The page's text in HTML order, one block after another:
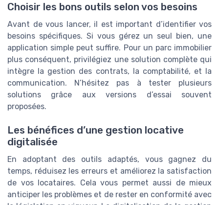
Choisir les bons outils selon vos besoins
Avant de vous lancer, il est important d’identifier vos
besoins spécifiques. Si vous gérez un seul bien, une
application simple peut suffire. Pour un parc immobilier
plus conséquent, privilégiez une solution complète qui
intègre la gestion des contrats, la comptabilité, et la
communication. N’hésitez pas à tester plusieurs
solutions grâce aux versions d’essai souvent
proposées.
Les bénéfices d’une gestion locative
digitalisée
En adoptant des outils adaptés, vous gagnez du
temps, réduisez les erreurs et améliorez la satisfaction
de vos locataires. Cela vous permet aussi de mieux
anticiper les problèmes et de rester en conformité avec